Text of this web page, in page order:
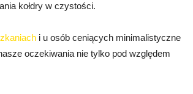
kołdry w czystości.
i u osób ceniących minimalistyczne
oczekiwania nie tylko pod względem